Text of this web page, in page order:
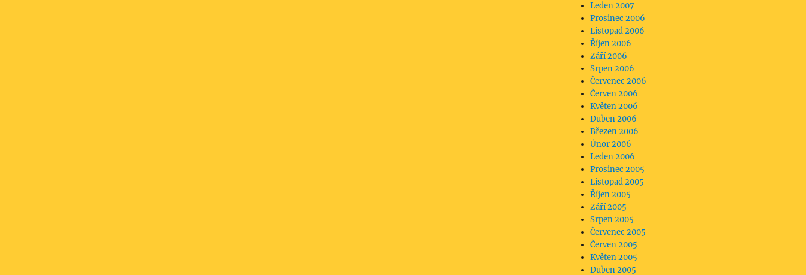
Leden 2007
Prosinec 2006
Listopad 2006
Říjen 2006
Září 2006
Srpen 2006
Červenec 2006
Červen 2006
Květen 2006
Duben 2006
Březen 2006
Únor 2006
Leden 2006
Prosinec 2005
Listopad 2005
Říjen 2005
Září 2005
Srpen 2005
Červenec 2005
Červen 2005
Květen 2005
Duben 2005